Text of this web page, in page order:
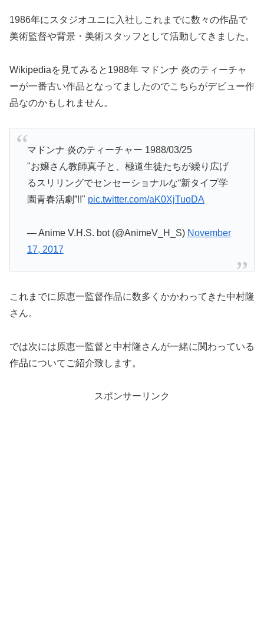
1986年にスタジオユニに入社しこれまでに数々の作品で
美術監督や背景・美術スタッフとして活動してきました。
Wikipediaを見てみると1988年 マドンナ 炎のティーチャ
ーが一番古い作品となってましたのでこちらがデビュー作
品なのかもしれません。
マドンナ 炎のティーチャー 1988/03/25
"お嬢さん教師真子と、極道生徒たちが繰り広げ
るスリリングでセンセーショナルな“新タイプ学
園青春活劇”!!" pic.twitter.com/aK0XjTuoDA
— Anime V.H.S. bot (@AnimeV_H_S) November
17, 2017
これまでに原恵一監督作品に数多くかかわってきた中村隆
さん。
では次には原恵一監督と中村隆さんが一緒に関わっている
作品についてご紹介致します。
スポンサーリンク